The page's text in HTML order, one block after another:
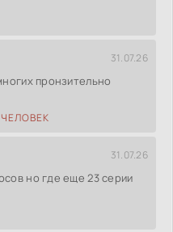
31.07.26
пронзительно
31.07.26
но где еще 23 серии